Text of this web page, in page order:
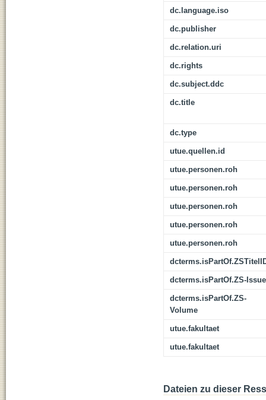
dc.language.iso
dc.publisher
dc.relation.uri
dc.rights
dc.subject.ddc
dc.title
dc.type
utue.quellen.id
utue.personen.roh
utue.personen.roh
utue.personen.roh
utue.personen.roh
utue.personen.roh
dcterms.isPartOf.ZS-Issue
dcterms.isPartOf.ZS-
Volume
utue.fakultaet
utue.fakultaet
Dateien zu dieser